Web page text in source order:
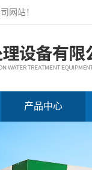
网站！
产品中心